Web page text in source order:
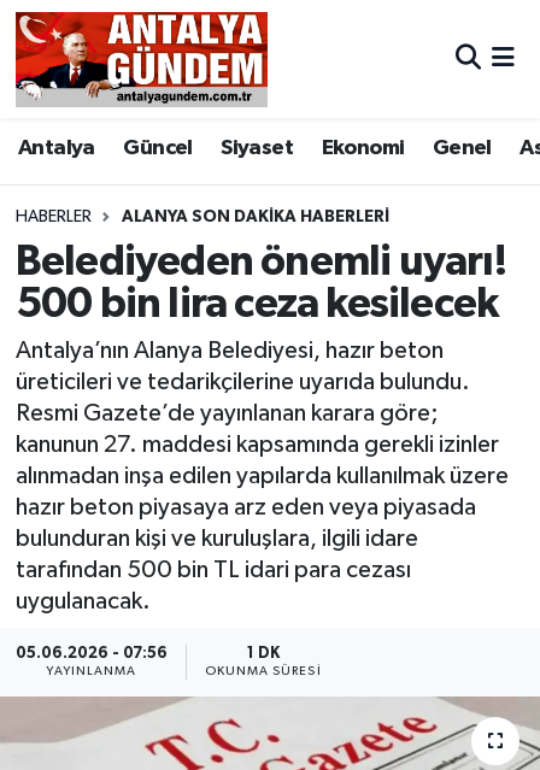
Antalya Güncel Siyaset Ekonomi Genel
HABERLER ALANYA SON DAKIKA HABERLERI
Belediyeden önemli uyarı!
500 bin lira ceza kesilecek
Antalya’nın Alanya Belediyesi, hazır beton
üreticileri ve tedarikçilerine uyarıda bulundu.
Resmi Gazete’de yayınlanan karara göre;
kanunun 27. maddesi kapsamında gerekli izinler
alınmadan inşa edilen yapılarda kullanılmak üzere
hazır beton piyasaya arz eden veya piyasada
bulunduran kişi ve kuruluşlara, ilgili idare
tarafından 500 bin TL idari para cezası
uygulanacak.
05.06.2026 - 07:56
YAYINLANMA
1 DK
OKUNMA SÜRESI
Antalya
Asayiş
Bilim & Teknoloji
Bölge
EĞİTİM
Görüntülü Haber
Güncel
Kültür & Sanat
Antalya Nöbetçi Eczaneler
Antalya Hava Durumu
Antalya Namaz Vakitleri
Antalya Trafik Yoğunluk Haritası
Süper Lig Puan Durumu ve Fikstür
Son Dakika Haberleri
Haber Arşivi